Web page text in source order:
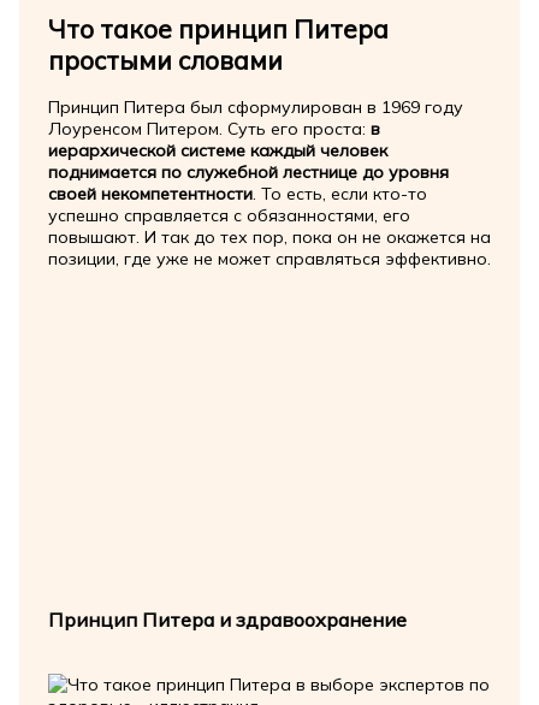
Что такое принцип Питера
простыми словами
Принцип Питера был сформулирован в 1969 году
Лоуренсом Питером. Суть его проста: в
иерархической системе каждый человек
поднимается по служебной лестнице до уровня
своей некомпетентности. То есть, если кто-то
успешно справляется с обязанностями, его
повышают. И так до тех пор, пока он не окажется на
позиции, где уже не может справляться эффективно.
Принцип Питера и здравоохранение